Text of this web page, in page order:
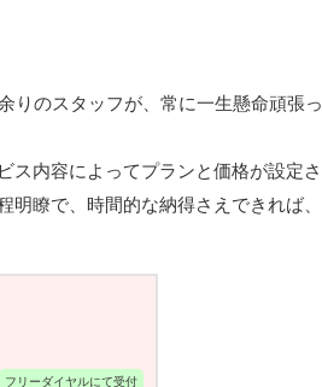
りのスタッフが、常に一生懸命頑張っ
ス内容によってプランと価格が設定さ
瞭で、時間的な納得さえできれば、
フリーダイヤルにて受付